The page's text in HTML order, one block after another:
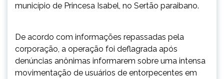
município de Princesa Isabel, no Sertão paraibano.
De acordo com informações repassadas pela
corporação, a operação foi deflagrada após
denúncias anônimas informarem sobre uma intensa
movimentação de usuários de entorpecentes em